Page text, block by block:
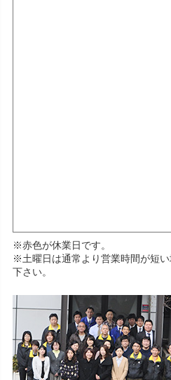
※赤色が休業日です。
※土曜日は通常より営業時間が短
下さい。